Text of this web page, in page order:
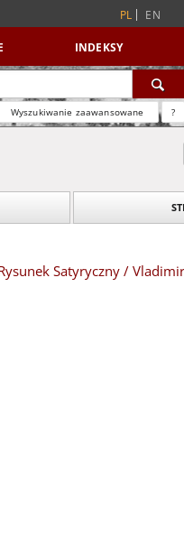
PL EN
INDEKSY
Wyszukiwanie zaawansowane ?
Satyryczny /